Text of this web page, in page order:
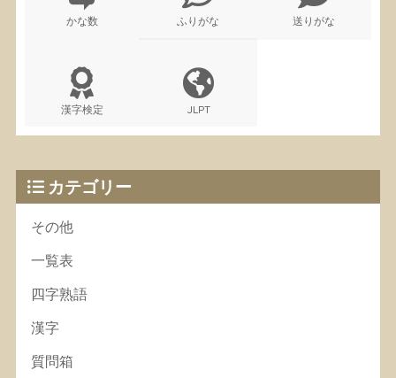
かな数 ふりがな 送りがな
漢字検定 JLPT
カテゴリー
その他
一覧表
四字熟語
漢字
質問箱